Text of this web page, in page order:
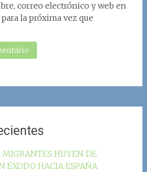
correo electrónico y web en
la próxima vez que
HUYEN DE
ÉXODO HACIA ESPAÑA